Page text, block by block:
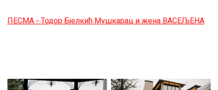
ПЕСМА - Тодор Бјелкић Мушкарац и жена ВАСЕЉЕНА